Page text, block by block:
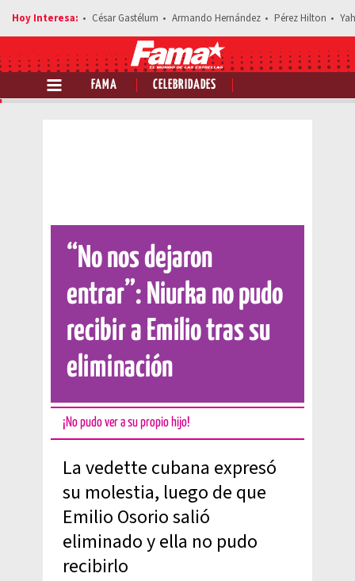
César Gastélum Armando Hernández Pérez Hilton
FAMA CELEBRIDADES
Comparte esta noticia
“No nos dejaron
entrar”: Niurka no pudo
recibir a Emilio tras su
eliminación
¡No pudo ver a su propio hijo!
La vedette cubana expresó
su molestia, luego de que
Emilio Osorio salió
eliminado y ella no pudo
recibirlo